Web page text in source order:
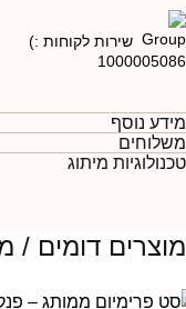
שירות לקוחות :)
נוסף
מיתוג
דומים /